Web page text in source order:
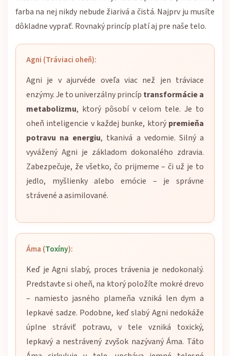
farba na nej nikdy nebude žiarivá a čistá. Najprv ju musíte
dôkladne vyprať. Rovnaký princíp platí aj pre naše telo.
Agni (Tráviaci oheň):
Agni je v ajurvéde oveľa viac než jen tráviace
enzýmy. Je to univerzálny princíp transformácie a
metabolizmu, ktorý pôsobí v celom tele. Je to
oheň inteligencie v každej bunke, ktorý premieňa
potravu na energiu, tkanivá a vedomie. Silný a
vyvážený Agni je základom dokonalého zdravia.
Zabezpečuje, že všetko, čo prijmeme – či už je to
jedlo, myšlienky alebo emócie – je správne
strávené a asimilované.
Áma (Toxíny):
Keď je Agni slabý, proces trávenia je nedokonalý.
Predstavte si oheň, na ktorý položíte mokré drevo
– namiesto jasného plameňa vzniká len dym a
lepkavé sadze. Podobne, keď slabý Agni nedokáže
úplne stráviť potravu, v tele vzniká toxický,
lepkavý a nestrávený zvyšok nazývaný Áma. Táto